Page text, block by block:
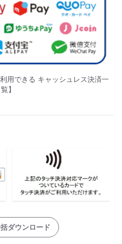
用できる キャッシュレス決済一
覧】
ダウンロード